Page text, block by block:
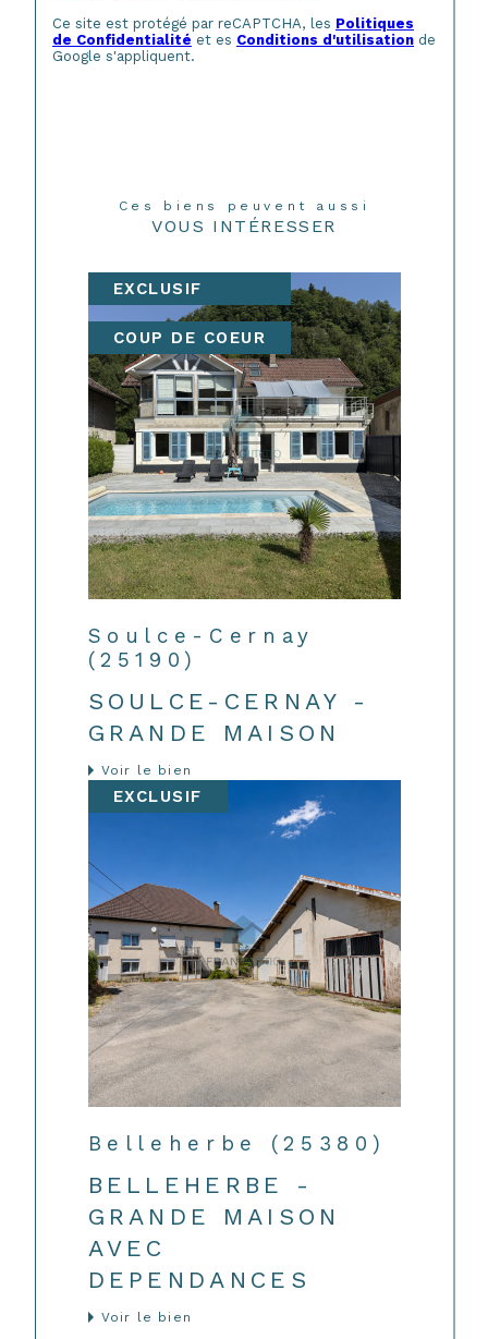
Ce site est protégé par reCAPTCHA, les Politiques
de Confidentialité et es Conditions d'utilisation de
Google s'appliquent.
Ces biens peuvent aussi
VOUS INTÉRESSER
EXCLUSIF
COUP DE COEUR
Soulce-Cernay
(25190)
SOULCE-CERNAY -
GRANDE MAISON
Voir le bien
EXCLUSIF
Belleherbe (25380)
BELLEHERBE -
GRANDE MAISON
AVEC
DEPENDANCES
Voir le bien